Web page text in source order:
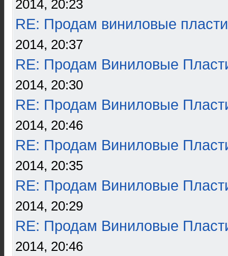
2014, 20:23
RE: Продам виниловые
2014, 20:37
RE: Продам Виниловые
2014, 20:30
RE: Продам Виниловые
2014, 20:46
RE: Продам Виниловые
2014, 20:35
RE: Продам Виниловые
2014, 20:29
RE: Продам Виниловые
2014, 20:46